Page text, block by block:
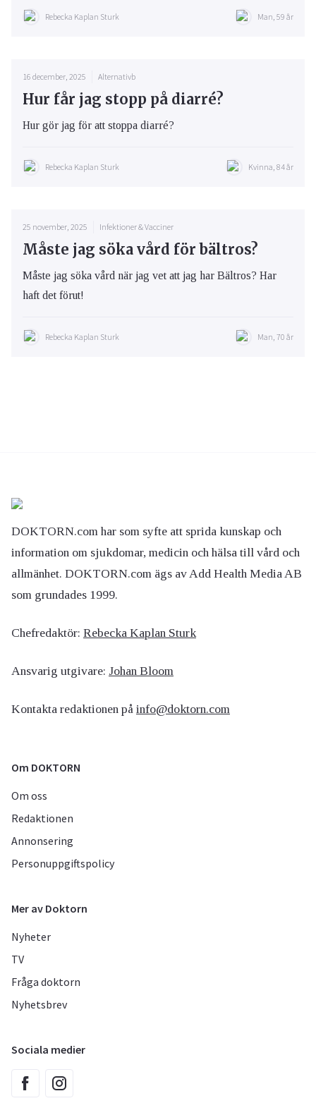
Rebecka Kaplan Sturk Man, 59 år
16 december, 2025 Alternativb
Hur får jag stopp på diarré?
Hur gör jag för att stoppa diarré?
Rebecka Kaplan Sturk Kvinna, 84 år
25 november, 2025 Infektioner & Vacciner
Måste jag söka vård för bältros?
Måste jag söka vård när jag vet att jag har Bältros? Har
haft det förut!
Rebecka Kaplan Sturk Man, 70 år
DOKTORN.com har som syfte att sprida kunskap och
information om sjukdomar, medicin och hälsa till vård och
allmänhet. DOKTORN.com ägs av Add Health Media AB
som grundades 1999.
Chefredaktör: Rebecka Kaplan Sturk
Ansvarig utgivare: Johan Bloom
Kontakta redaktionen på info@doktorn.com
Om DOKTORN
Om oss
Redaktionen
Annonsering
Personuppgiftspolicy
Mer av Doktorn
Nyheter
TV
Fråga doktorn
Nyhetsbrev
Sociala medier